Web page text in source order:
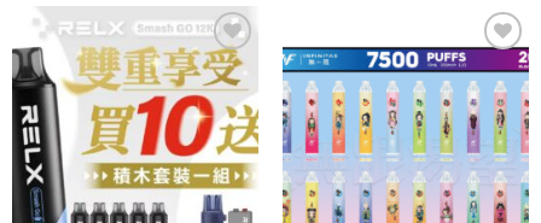
Add to
wishlist
Add to
wishlist